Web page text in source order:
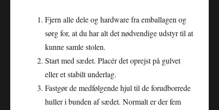
Fjern alle dele og hardware fra emballagen og
sørg for, at du har alt det nødvendige udstyr til at
kunne samle stolen.
Start med sædet. Placér det oprejst på gulvet
eller et stabilt underlag.
Fastgør de medfølgende hjul til de forudborrede
huller i bunden af ​​sædet. Normalt er der fem